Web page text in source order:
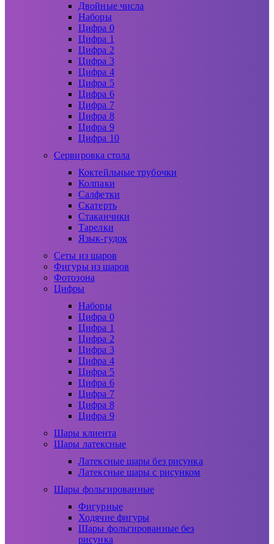
Двойные числа
Наборы
Цифра 0
Цифра 1
Цифра 2
Цифра 3
Цифра 4
Цифра 5
Цифра 6
Цифра 7
Цифра 8
Цифра 9
Цифра 10
Сервировка стола
Коктейльные трубочки
Колпаки
Салфетки
Скатерть
Стаканчики
Тарелки
Язык-гудок
Сеты из шаров
Фигуры из шаров
Фотозона
Цифры
Наборы
Цифра 0
Цифра 1
Цифра 2
Цифра 3
Цифра 4
Цифра 5
Цифра 6
Цифра 7
Цифра 8
Цифра 9
Шары клиента
Шары латексные
Латексные шары без рисунка
Латексные шары с рисунком
Шары фольгированные
Фигурные
Ходячие фигуры
Шары фольгированные без
рисунка